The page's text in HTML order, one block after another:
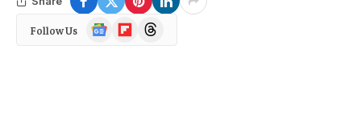
Follow Us
Google
News
FlipboardThreads